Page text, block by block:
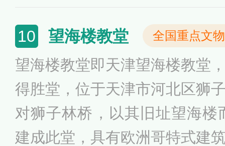
火生意，获利甚丰。光绪二十
河北新区开发时期，他在河北
至宙纬路、南启五马路、北
亩，建宅院，辟私家花园。
阁，溪水环流，亦颇清雅，故
10 望海楼教堂 全国重点文
望海楼教堂即天津望海楼教堂
得胜堂，位于天津市河北区狮
对狮子林桥，以其旧址望海楼
建成此堂，具有欧洲哥特式建